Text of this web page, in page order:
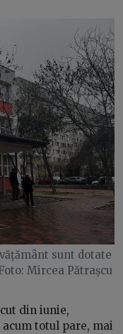
sunt dotate
Mircea Pătrașcu
din iunie,
totul pare, mai